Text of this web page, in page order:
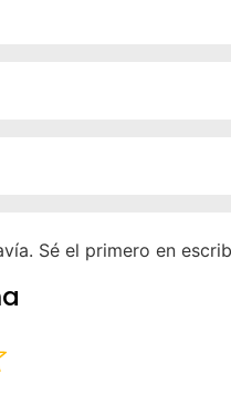
Sé el primero en